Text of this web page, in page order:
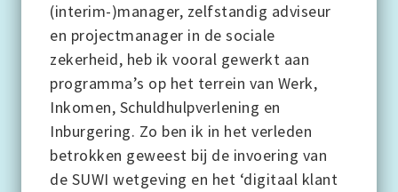
(interim-)manager, zelfstandig adviseur
en projectmanager in de sociale
zekerheid, heb ik vooral gewerkt aan
programma’s op het terrein van Werk,
Inkomen, Schuldhulpverlening en
Inburgering. Zo ben ik in het verleden
betrokken geweest bij de invoering van
de SUWI wetgeving en het ‘digitaal klant